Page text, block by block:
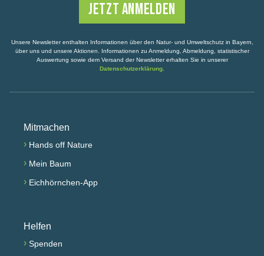
Unsere Newsletter enthalten Informationen über den Natur- und Umweltschutz in Bayern,
über uns und unsere Aktionen. Informationen zu Anmeldung, Abmeldung, statistischer
Auswertung sowie dem Versand der Newsletter erhalten Sie in unserer
Datenschutzerklärung.
Mitmachen
› Hands off Nature
› Mein Baum
› Eichhörnchen-App
Helfen
› Spenden